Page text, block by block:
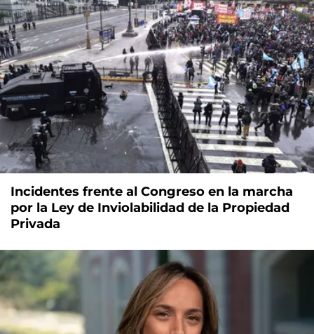
Incidentes frente al Congreso en la marcha
por la Ley de Inviolabilidad de la Propiedad
Privada